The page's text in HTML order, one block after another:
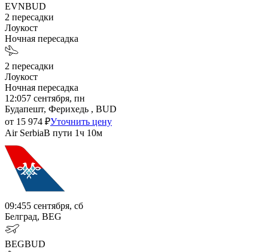
EVNBUD
2 пересадки
Лоукост
Ночная пересадка
2 пересадки
Лоукост
Ночная пересадка
12:057 сентября, пн
Будапешт, Ферихедь , BUD
от 15 974 ₽Уточнить цену
Air SerbiaВ пути 1ч 10м
09:455 сентября, сб
Белград, BEG
BEGBUD